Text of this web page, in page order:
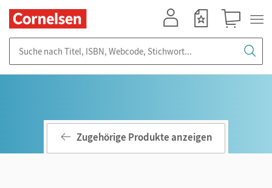
Zugehörige Produkte anzeigen